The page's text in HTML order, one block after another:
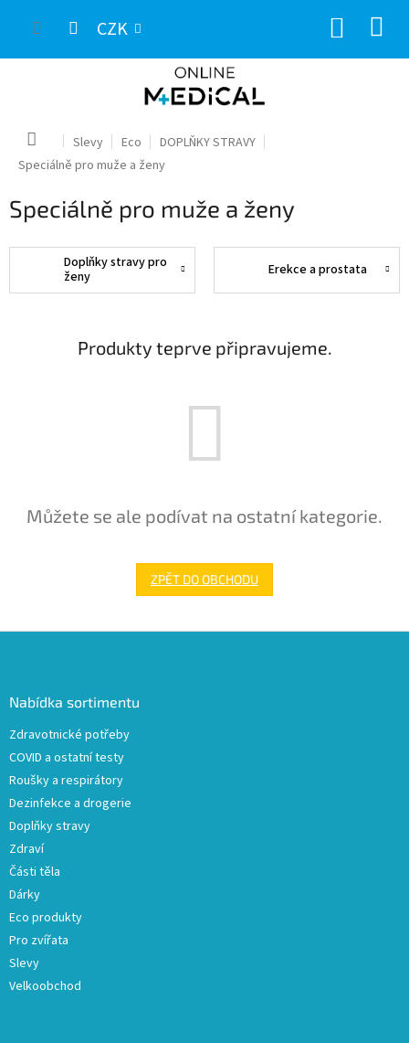
CZK
Domů Slevy Eco
DOPLŇKY STRAVY
Speciálně pro muže a ženy
Speciálně pro muže a ženy
Doplňky stravy pro
ženy
Erekce a prostata
Produkty teprve připravujeme.
Můžete se ale podívat na ostatní kategorie.
ZPĚT DO OBCHODU
Nabídka sortimentu
Zdravotnické potřeby
COVID a ostatní testy
Roušky a respirátory
Dezinfekce a drogerie
Doplňky stravy
Zdraví
Části těla
Dárky
Eco produkty
Pro zvířata
Slevy
Velkoobchod